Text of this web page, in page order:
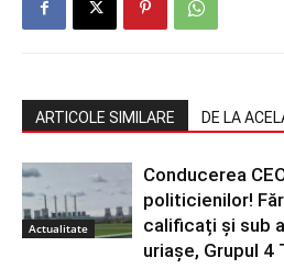
ARTICOLE SIMILARE DE LA
Actualitate
Conducerea
politicienilor!
calificați și sub
uriașe, Grupul 4